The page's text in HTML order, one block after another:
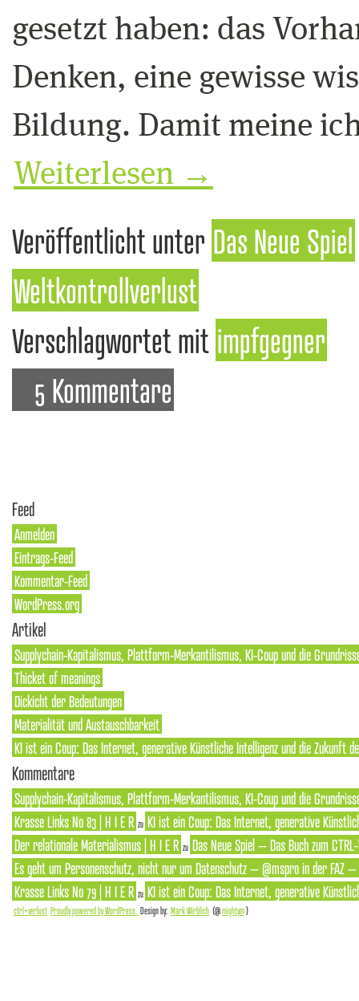
gesetzt haben: das
Denken, eine gewisse
Bildung. Damit meine
Weiterlesen →
Veröffentlicht unter Das Neue Spiel
Weltkontrollverlust
Verschlagwortet mit impfgegner
5 Kommentare
Feed
Anmelden
Eintrags-Feed
Kommentar-Feed
WordPress.org
Artikel
Supplychain-Kapitalismus, Plattform-Merkantilismus, KI-Coup und die
Thicket of meanings
Dickicht der Bedeutungen
Materialität und Austauschbarkeit
KI ist ein Coup: Das Internet, generative Künstliche Intelligenz und die Zukunft
Kommentare
Supplychain-Kapitalismus, Plattform-Merkantilismus, KI-Coup und die
Krasse Links No 83 | H I E R zu KI ist ein Coup: Das Internet, generative
Der relationale Materialismus | H I E R zu Das Neue Spiel – Das Buch zum
Es geht um Personenschutz, nicht nur um Datenschutz – @mspro in der FAZ
Krasse Links No 79 | H I E R zu KI ist ein Coup: Das Internet, generative
ctrl+verlust Proudly powered by WordPress. Design by: Mark Wirblich (@mightym)